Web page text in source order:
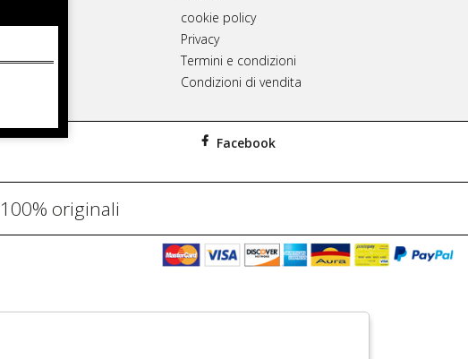
cookie policy
Privacy
Termini e condizioni
Condizioni di vendita
Facebook
originali